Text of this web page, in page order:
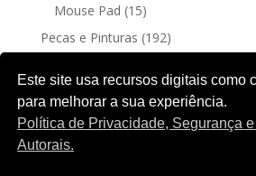
Mouse Pad 1515
produtos
Pecas e Pinturas 192192
produtos
192
produtos
Posters sem moldura 44
produtos
Quadro Decorativo 188188
produtos
Este site usa recursos digitais como
para melhorar a sua experiência.
Política de Privacidade, Segurança
Autorais.